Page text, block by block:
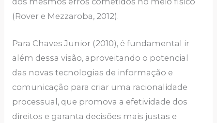
(Rover e Mezzaroba, 2012).
Para Chaves Junior (2010), é fundamental ir
além dessa visão, aproveitando o potencial
das novas tecnologias de informação e
comunicação para criar uma racionalidade
processual, que promova a efetividade dos
direitos e garanta decisões mais justas e